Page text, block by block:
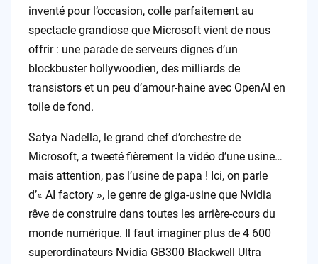
inventé pour l’occasion, colle parfaitement au
spectacle grandiose que Microsoft vient de nous
offrir : une parade de serveurs dignes d’un
blockbuster hollywoodien, des milliards de
transistors et un peu d’amour-haine avec OpenAI en
toile de fond.
Satya Nadella, le grand chef d’orchestre de
Microsoft, a tweeté fièrement la vidéo d’une usine…
mais attention, pas l’usine de papa ! Ici, on parle
d’« AI factory », le genre de giga-usine que Nvidia
rêve de construire dans toutes les arrière-cours du
monde numérique. Il faut imaginer plus de 4 600
superordinateurs Nvidia GB300 Blackwell Ultra